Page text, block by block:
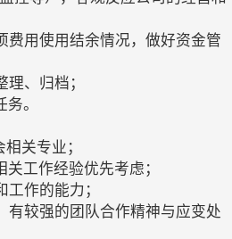
费用使用结余情况，做好资金管
、归档；
。
关专业；
工作经验优先考虑；
作的能力；
有较强的团队合作精神与应变处